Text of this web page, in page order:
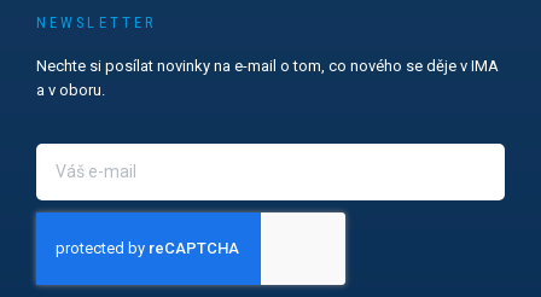
NEWSLETTER
Nechte si posílat novinky na e-mail o tom, co nového se děje v IMA
a v oboru.